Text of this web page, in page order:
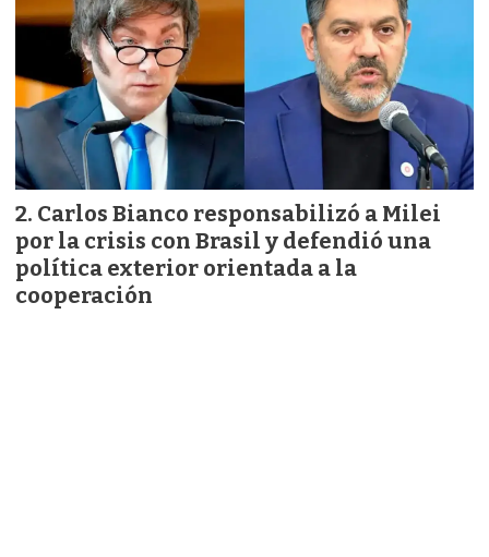
Carlos Bianco responsabilizó a Milei
por la crisis con Brasil y defendió una
política exterior orientada a la
cooperación